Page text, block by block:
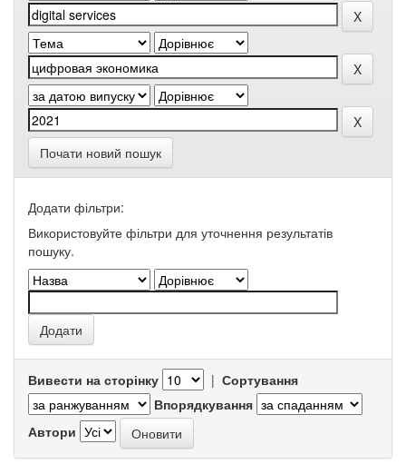
Почати новий пошук
Додати фільтри:
Використовуйте фільтри для уточнення результатів
пошуку.
Вивести на сторінку | Сортування
Впорядкування
Автори